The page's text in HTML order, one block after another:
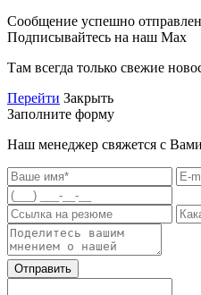
Сообщение успешно
Подписывайтесь на наш Max
Там всегда только свежие
Перейти Закрыть
Заполните форму
Наш менеджер свяжется с
Отправить